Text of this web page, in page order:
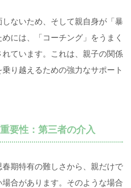
ないため、そして親自身が「暴
には、「コーチング」をうまく
ています。これは、親子の関係
り越えるための強力なサポート
要性：第三者の介入
期特有の難しさから、親だけで
合があります。そのような場合